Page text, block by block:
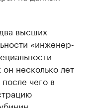
высших
«инженер-
несколько лет
чего в